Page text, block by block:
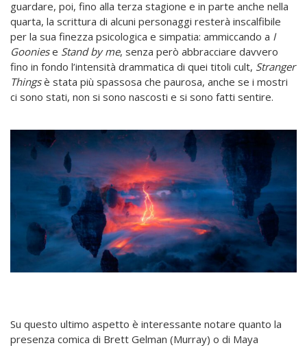
guardare, poi, fino alla terza stagione e in parte anche nella
quarta, la scrittura di alcuni personaggi resterà inscalfibile
per la sua finezza psicologica e simpatia: ammiccando a I
Gooniese Stand by me, senza però abbracciare davvero
fino in fondo l’intensità drammatica di quei titoli cult, Stranger
Thingsè stata più spassosa che paurosa, anche se i mostri
ci sono stati, non si sono nascosti e si sono fatti sentire.
Su questo ultimo aspetto è interessante notare quanto la
presenza comica di Brett Gelman (Murray) o di Maya